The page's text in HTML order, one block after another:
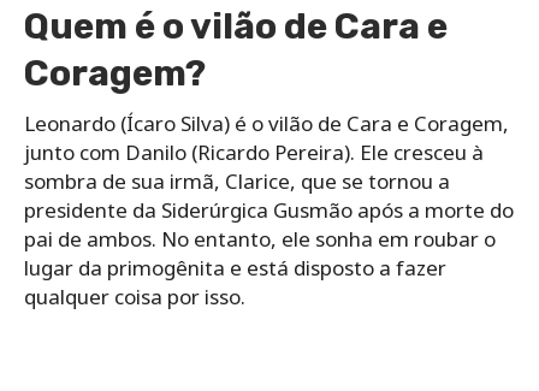
Quem é o vilão de Cara e
Coragem?
Leonardo (Ícaro Silva) é o vilão de Cara e Coragem,
junto com Danilo (Ricardo Pereira). Ele cresceu à
sombra de sua irmã, Clarice, que se tornou a
presidente da Siderúrgica Gusmão após a morte do
pai de ambos. No entanto, ele sonha em roubar o
lugar da primogênita e está disposto a fazer
qualquer coisa por isso.